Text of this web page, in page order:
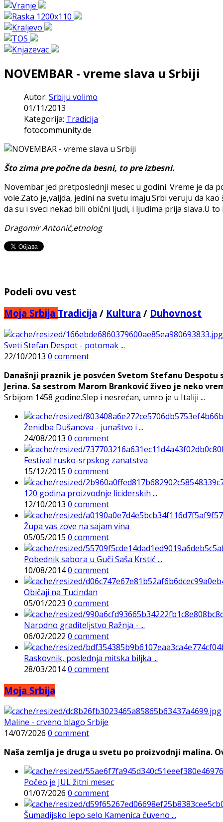
NOVEMBAR - vreme slava u Srbiji
Autor: Srbiju volimo
01/11/2013
Kategorija: Tradicija
fotocommunity.de
Što zima pre počne da besni, to pre izbesni.
Novembar jed pretposlednji mesec u godini. Vreme je da
vole.Zato je,valjda, jedini na svetu imaju.Srbi veruju da
da su i sveci nekad bili obični ljudi, i ljudima prija slava.U
Dragomir Antonić,etnolog
Podeli ovu vest
Moja Srbija Tradicija / Kultura / Duhovnost
Sveti Stefan Despot - potomak ...
22/10/2013 0 comment
Današnji praznik je posvćen Svetom Stefanu
Jerina. Sa sestrom Marom Branković živeo je neko
Srbijom 1458 godine.Slep i nesrećan, umro je u Italiji ...
Ženidba Dušanova - junaštvo i ...
24/08/2013 0 comment
Festival rusko-srpskog zanatstva
15/12/2015 0 comment
120 godina proizvodnje liciderskih ...
12/10/2013 0 comment
Župa vas zove na sajam vina
05/05/2015 0 comment
Pobednik sabora u Guči Saša Krstić ...
10/08/20140 comment
Običaji na Tucindan
05/01/2023 0 comment
Narodno graditeljstvo Ražnja - ...
06/02/2022 0 comment
Raskovnik, poslednja mitska biljka ...
28/03/20140 comment
Moja Srbija
Maline - crveno blago Srbije
14/07/2026 0 comment
Naša zemlja je druga u svetu po proizvodnji malina.
Počeo je JUL žitni mesec
01/07/2026 0 comment
Šumadijsko lepo selo Kamenica čuveno ...